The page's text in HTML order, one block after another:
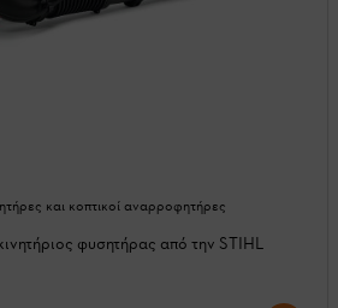
και κοπτικοί αναρροφητήρες
φυσητήρας από την STIHL